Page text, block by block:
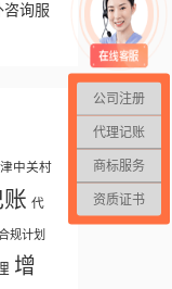
咨询服
中关村
代
规计划
增
公司注册
代理记账
商标服务
资质证书